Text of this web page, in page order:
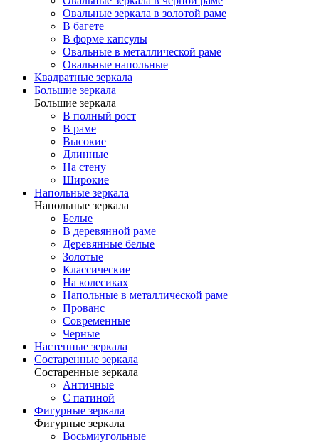
Овальные зеркала в золотой раме
В багете
В форме капсулы
Овальные в металлической раме
Овальные напольные
Квадратные зеркала
Большие зеркала
Большие зеркала
В полный рост
В раме
Высокие
Длинные
На стену
Широкие
Напольные зеркала
Напольные зеркала
Белые
В деревянной раме
Деревянные белые
Золотые
Классические
На колесиках
Напольные в металлической раме
Прованс
Современные
Черные
Настенные зеркала
Состаренные зеркала
Состаренные зеркала
Античные
С патиной
Фигурные зеркала
Фигурные зеркала
Восьмиугольные